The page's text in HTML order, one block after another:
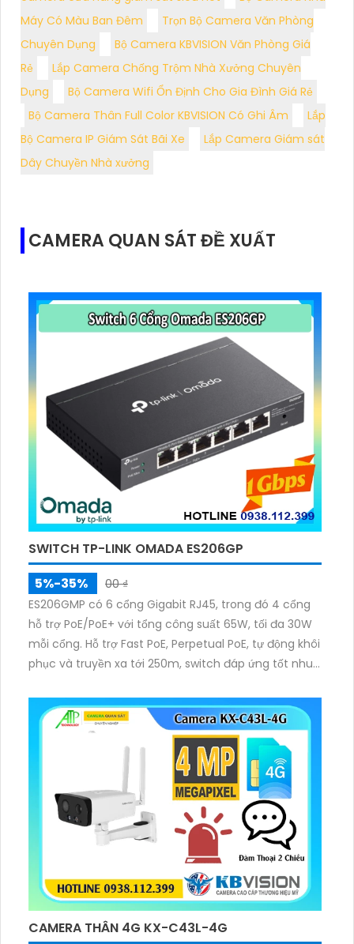
Máy Có Màu Ban Đêm
Trọn Bộ Camera Văn Phòng
Chuyên Dụng
Bộ Camera KBVISION Văn Phòng Giá
Rẻ
Lắp Camera Chống Trộm Nhà Xưởng Chuyên
Dụng
Bộ Camera Wifi Ổn Định Cho Gia Đình Giá Rẻ
Bộ Camera Thân Full Color KBVISION Có Ghi Âm
Lắp
Bộ Camera IP Giám Sát Bãi Xe
Lắp Camera Giám sát
Dây Chuyền Nhà xưởng
CAMERA QUAN SÁT ĐỀ XUẤT
SWITCH TP-LINK OMADA ES206GP
5%-35%
00 ₫
ES206GMP có 6 cổng Gigabit RJ45, trong đó 4 cổng
hỗ trợ PoE/PoE+ với tổng công suất 65W, tối đa 30W
mỗi cổng. Hỗ trợ Fast PoE, Perpetual PoE, tự động khôi
phục và truyền xa tới 250m, switch đáp ứng tốt nhu
CAMERA THÂN 4G KX-C43L-4G